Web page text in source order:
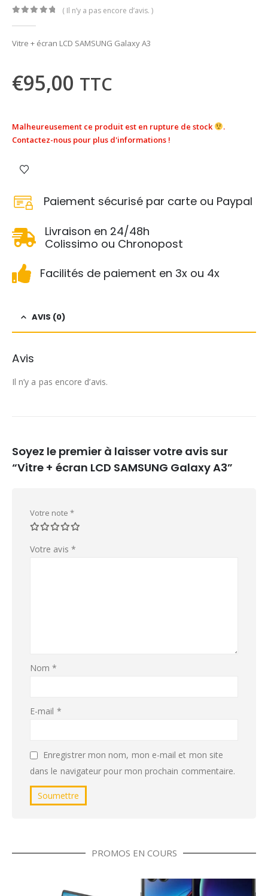
( Il n’y a pas encore d’avis. )
Vitre + écran LCD SAMSUNG Galaxy A3
€95,00 TTC
Malheureusement ce produit est en rupture de stock
.
Contactez-nous pour plus d'informations !
Paiement sécurisé par carte ou Paypal
Livraison en 24/48h
Colissimo ou Chronopost
Facilités de paiement en 3x ou 4x
AVIS (0)
Avis
Il n’y a pas encore d’avis.
Soyez le premier à laisser votre avis sur
“Vitre + écran LCD SAMSUNG Galaxy A3”
Votre note *
Votre avis *
Nom*
E-mail *
Enregistrer mon nom, mon e-mail et mon site
dans le navigateur pour mon prochain commentaire.
PROMOS EN COURS